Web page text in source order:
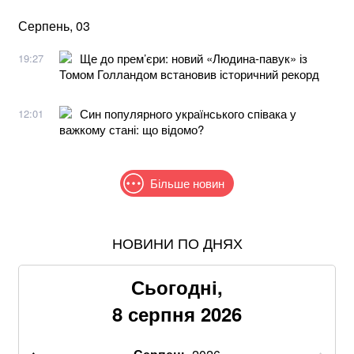
Серпень, 03
19:27
Ще до прем’єри: новий «Людина-павук» із
Томом Голландом встановив історичний рекорд
12:01
Син популярного українського співака у
важкому стані: що відомо?
Більше новин
Понад 9,2 млрд грн: що відомо про нову гучну
Хацкевич: Гуцуляк навіть не прийшов потиснути
НОВИНИ ПО ДНЯХ
Сьогодні,
8 серпня 2026